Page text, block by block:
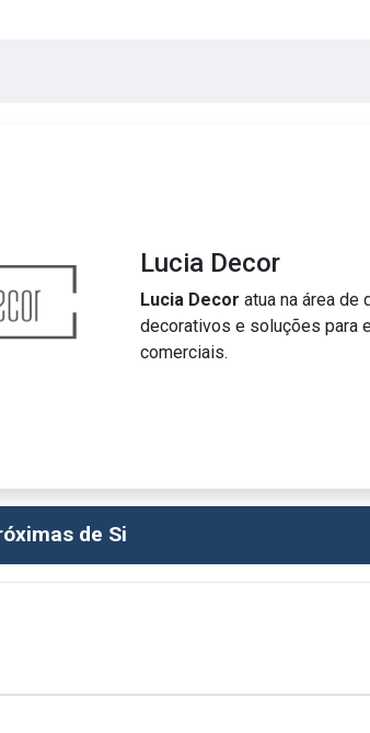
Lucia Decor
Lucia Decor atua na área de
decorativos e soluções para
comerciais.
de Si